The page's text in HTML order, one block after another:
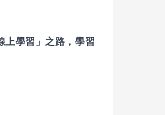
上學習」之路，學習